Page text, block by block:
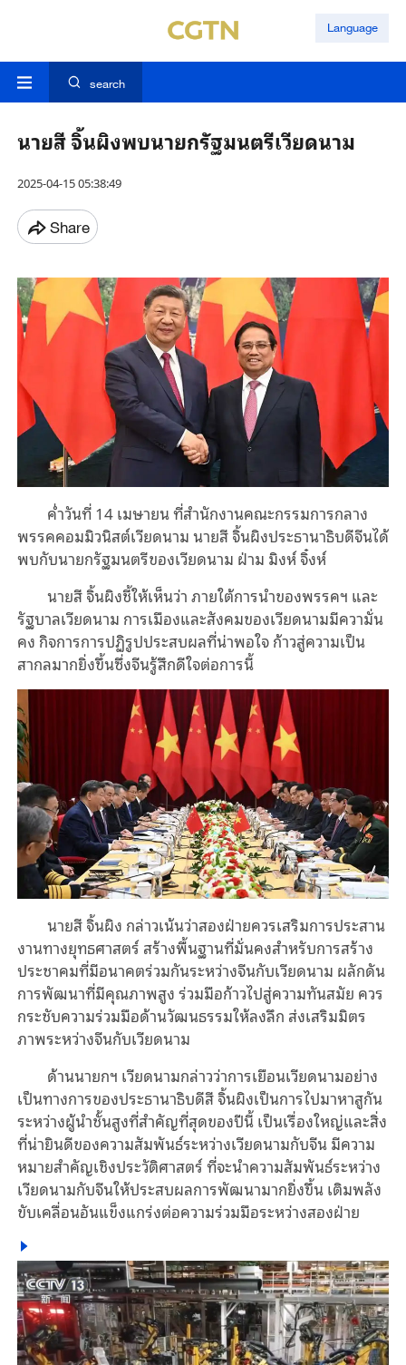
Language
search
นายสี จิ้นผิงพบนายกรัฐมนตรีเวียดนาม
2025-04-15 05:38:49
Share
ค่ำวันที่ 14 เมษายน ที่สำนักงานคณะกรรมการกลาง
พรรคคอมมิวนิสต์เวียดนาม นายสี จิ้นผิงประธานาธิบดีจีนได้
พบกับนายกรัฐมนตรีของเวียดนาม ฝ่าม มิงห์ จิ๋งห์
นายสี จิ้นผิงชี้ให้เห็นว่า ภายใต้การนำของพรรคฯ และ
รัฐบาลเวียดนาม การเมืองและสังคมของเวียดนามมีความั่น
คง กิจการการปฏิรูปประสบผลที่น่าพอใจ ก้าวสู่ความเป็น
สากลมากยิ่งขึ้นซึ่งจีนรู้สึกดีใจต่อการนี้
นายสี จิ้นผิง กล่าวเน้นว่าสองฝ่ายควรเสริมการประสาน
งานทางยุทธศาสตร์ สร้างพื้นฐานที่มั่นคงสำหรับการสร้าง
ประชาคมที่มีอนาคตร่วมกันระหว่างจีนกับเวียดนาม ผลักดัน
การพัฒนาที่มีคุณภาพสูง ร่วมมือก้าวไปสู่ความทันสมัย ควร
กระชับความร่วมมือด้านวัฒนธรรมให้ลงลึก ส่งเสริมมิตร
ภาพระหว่างจีนกับเวียดนาม
ด้านนายกฯ เวียดนามกล่าวว่าการเยือนเวียดนามอย่าง
เป็นทางการของประธานาธิบดีสี จิ้นผิงเป็นการไปมาหาสูกัน
ระหว่างผู้นำชั้นสูงที่สำคัญที่สุดของปีนี้ เป็นเรื่องใหญ่และสิ่ง
ที่น่ายินดีของความสัมพันธ์ระหว่างเวียดนามกับจีน มีความ
หมายสำคัญเชิงประวัติศาสตร์ ที่จะนำความสัมพันธ์ระหว่าง
เวียดนามกับจีนให้ประสบผลการพัฒนามากยิ่งขึ้น เติมพลัง
ขับเคลื่อนอันแข็งแกร่งต่อความร่วมมือระหว่างสองฝ่าย